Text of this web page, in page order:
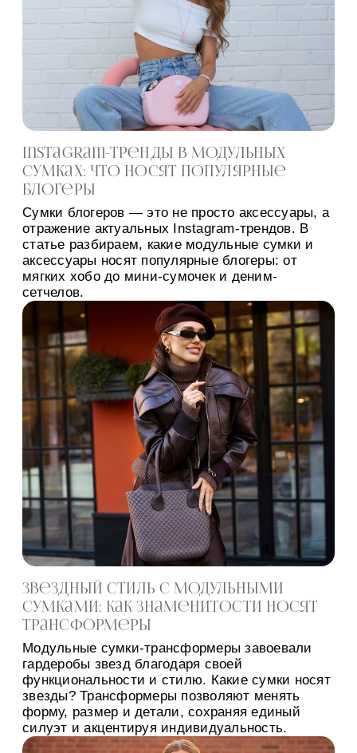
Instagram-тренды в модульных
сумках: что носят популярные
блогеры
Сумки блогеров — это не просто аксессуары, а
отражение актуальных Instagram-трендов. В
статье разбираем, какие модульные сумки и
аксессуары носят популярные блогеры: от
мягких хобо до мини-сумочек и деним-
сетчелов.
Звездный стиль с модульными
сумками: как знаменитости носят
трансформеры
Модульные сумки-трансформеры завоевали
гардеробы звезд благодаря своей
функциональности и стилю. Какие сумки носят
звезды? Трансформеры позволяют менять
форму, размер и детали, сохраняя единый
силуэт и акцентируя индивидуальность.